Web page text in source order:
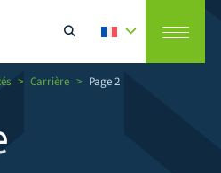
> Carrière > Page 2